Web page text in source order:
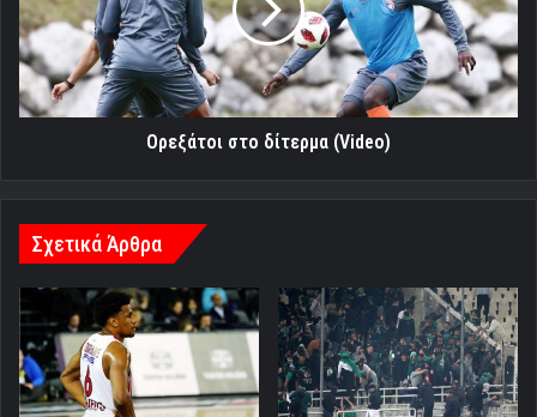
Ορεξάτοι στο δίτερμα (Video)
Σχετικά Άρθρα